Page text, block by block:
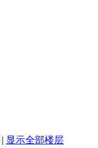
| 显示全部楼层